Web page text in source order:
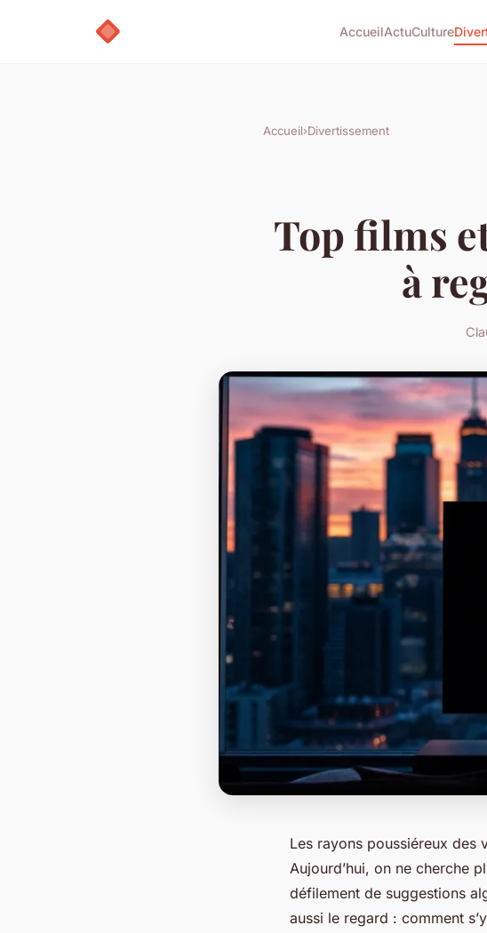
AccueilActuCulture
Accueil›Divertissement
Top films
à
Les rayons poussiéreux des
Aujourd’hui, on ne cherche
défilement de suggestions
aussi le regard : comment